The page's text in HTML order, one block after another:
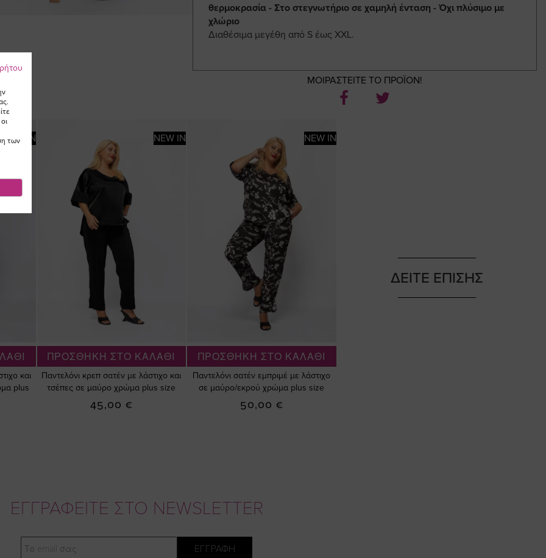
θερμοκρασία - Στο στεγνωτήριο σε χαμηλή ένταση - Όχι πλύσιμο με
χλώριο
Διαθέσιμα μεγέθη από S έως XXL.
ΜΟΙΡΑΣΤΕΙΤΕ ΤΟ ΠΡΟΪΟΝ!
NEW IN
και
plus
NEW IN
ΠΡΟΣΘΗΚΗ ΣΤΟ ΚΑΛΑΘΙ
Παντελόνι κρεπ σατέν με λάστιχο και
τσέπες σε μαύρο χρώμα plus size
45,00 €
NEW IN
ΠΡΟΣΘΗΚΗ ΣΤΟ ΚΑΛΑΘΙ
Παντελόνι σατέν εμπριμέ με λάστιχο
σε μαύρο/εκρού χρώμα plus size
50,00 €
ΔΕΙΤΕ ΕΠΙΣΗΣ
ΕΓΓΡΑΦΕΙΤΕ ΣΤΟ NEWSLETTER
Email
ΕΓΓΡΑΦΗ
των